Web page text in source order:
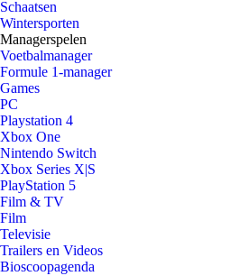
Schaatsen
Wintersporten
Managerspelen
Voetbalmanager
Formule 1-manager
Games
PC
Playstation 4
Xbox One
Nintendo Switch
Xbox Series X|S
PlayStation 5
Film & TV
Film
Televisie
Trailers en Videos
Bioscoopagenda